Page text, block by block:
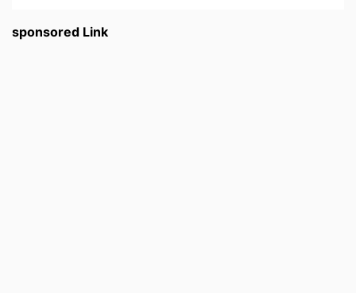
sponsored Link